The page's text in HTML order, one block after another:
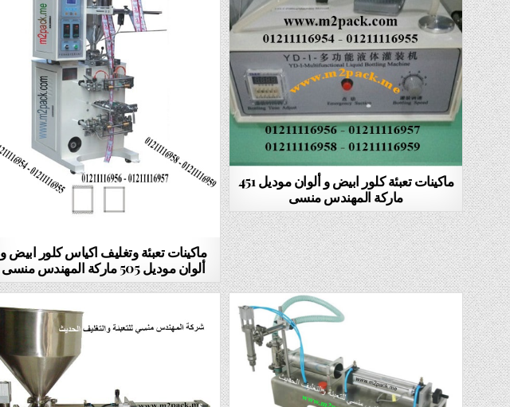
ماكينات تعبئة وتغليف اكياس كلور ابيض و
ألوان موديل 505 ماركة المهندس منسى
ماكينات تعبئة كلور ابيض و ألوان موديل 451
ماركة المهندس منسى